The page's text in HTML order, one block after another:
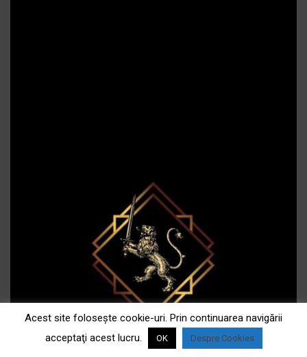
Acest site foloseşte cookie-uri. Prin continuarea navigării
acceptaţi acest lucru.
OK Despre Cookies